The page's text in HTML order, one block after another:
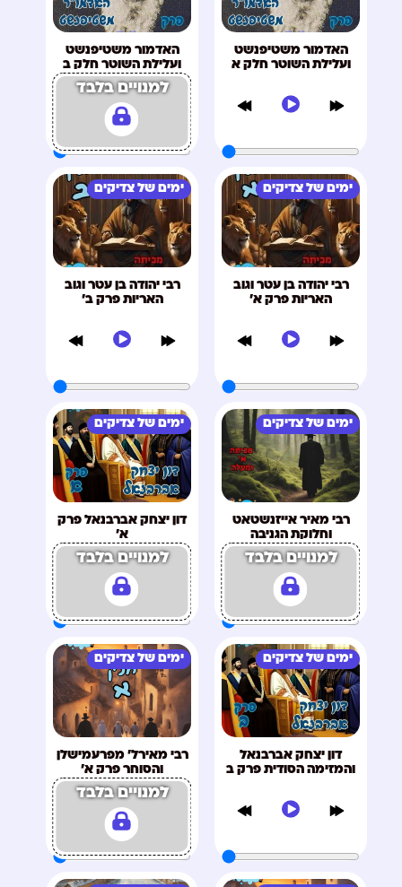
האדמור משטיפנשט
ועלילת השוטר חלק א
האדמור משטיפנשט
ועלילת השוטר חלק ב
למנויים בלבד
ימים של צדיקים
רבי יהודה בן עטר וגוב
האריות פרק א'
ימים של צדיקים
רבי יהודה בן עטר וגוב
האריות פרק ב'
ימים של צדיקים
רבי מאיר אייזנשטאט
וחלוקת הגניבה
למנויים בלבד
ימים של צדיקים
דון יצחק אברבנאל פרק
א'
למנויים בלבד
ימים של צדיקים
דון יצחק אברבנאל
והמזימה הסודית פרק ב
ימים של צדיקים
רבי מאירל' מפרעמישלן
והסוחר פרק א'
למנויים בלבד